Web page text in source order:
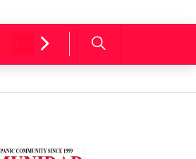
Cultura y entretenimiento